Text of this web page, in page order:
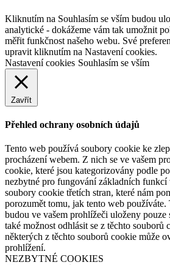
Kliknutím na Souhlasím se vším budou
analytické - dokážeme vám tak umožnit
měřit funkčnost našeho webu. Své
upravit kliknutím na Nastavení cookies.
Nastavení cookies Souhlasím se vším
Zavřít
Přehled ochrany osobních údajů
Tento web používá soubory cookie ke
procházení webem. Z nich se ve vašem
cookie, které jsou kategorizovány podle
nezbytné pro fungování základních funkcí
soubory cookie třetích stran, které nám
porozumět tomu, jak tento web
budou ve vašem prohlížeči uloženy pouze
také možnost odhlásit se z těchto souborů
některých z těchto souborů cookie může
prohlížení.
NEZBYTNÉ COOKIES